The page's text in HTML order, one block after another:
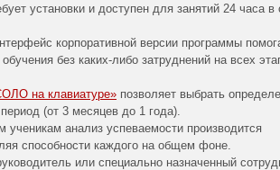
установки и доступен для занятий 24 часа в
корпоративной версии программы
без каких-либо затруднений на всех
на клавиатуре» позволяет выбрать
(от 3 месяцев до 1 года).
анализ успеваемости производится
способности каждого на общем фоне.
или специально назначенный